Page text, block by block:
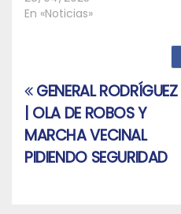
En «Noticias»
Navegación
de
entradas
GENERAL RODRÍGUEZ
| OLA DE ROBOS Y
MARCHA VECINAL
PIDIENDO SEGURIDAD